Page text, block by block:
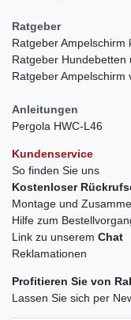
Ratgeber
Ratgeber Ampelschirm
Ratgeber Hundebetten
Ratgeber Ampelschirm
Anleitungen
Pergola HWC-L46
Kundenservice
So finden Sie uns
Kostenloser
Montage und
Hilfe zum
Link zu unserem Chat
Reklamationen
Profitieren Sie von
Lassen Sie sich per